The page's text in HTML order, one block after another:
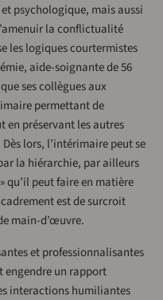
psychologique, mais aussi
la conflictualité
les logiques courtermistes
aide-soignante de 56
ses collègues aux
permettant de
en préservant les autres
lors, l’intérimaire peut se
la hiérarchie, par ailleurs
qu’il peut faire en matière
est de surcroit
main-d’œuvre.
et professionnalisantes
engendre un rapport
interactions humiliantes